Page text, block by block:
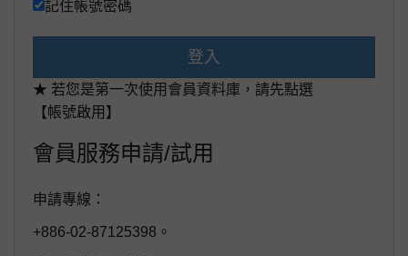
記住帳號密碼
登入
★ 若您是第一次使用會員資料庫，請先點選
【帳號啟用】
會員服務申請/試用
申請專線：
+886-02-87125398。